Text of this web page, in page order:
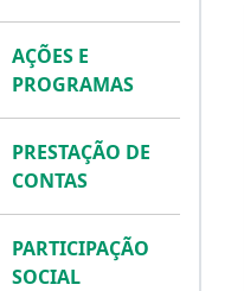
AÇÕES E
PROGRAMAS
PRESTAÇÃO DE
CONTAS
PARTICIPAÇÃO
SOCIAL